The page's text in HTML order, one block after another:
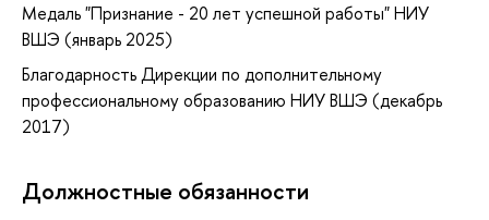
Медаль "Признание - 20 лет успешной работы" НИУ
ВШЭ (январь 2025)
Благодарность Дирекции по дополнительному
профессиональному образованию НИУ ВШЭ (декабрь
2017)
Должностные обязанности